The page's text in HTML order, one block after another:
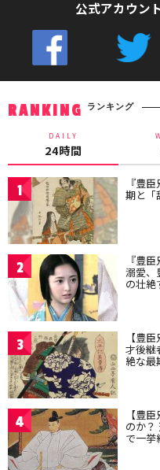
公式アカウン
RANKING ランキング
DAILY
24時間
1 『豊
期と「
2 『豊
溺愛、
の壮絶
3 【豊
才後継
絶な最
4 【豊
のか？
で一挙